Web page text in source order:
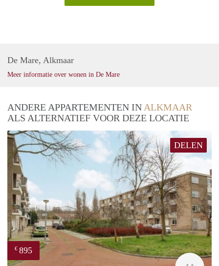
De Mare, Alkmaar
Meer informatie over wonen in De Mare
ANDERE APPARTEMENTEN IN ALKMAAR
ALS ALTERNATIEF VOOR DEZE LOCATIE
DELEN
€ 895
rent